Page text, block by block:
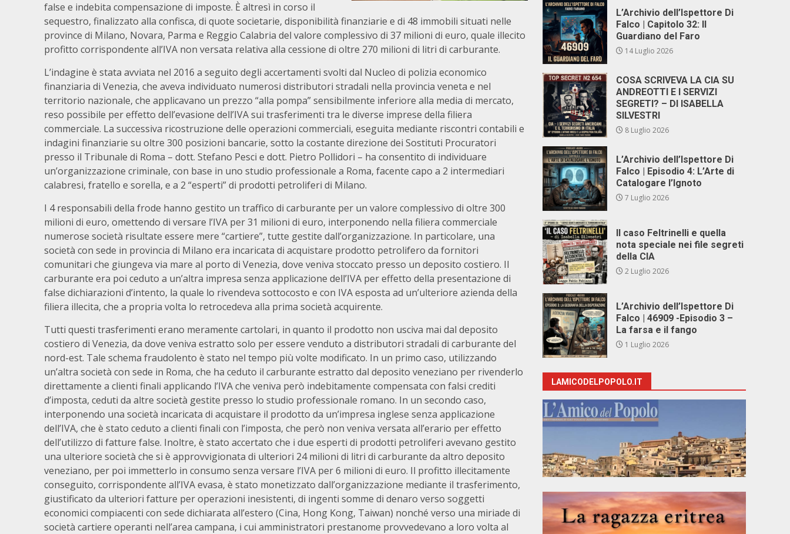
false e indebita compensazione di imposte. È altresì in corso il
sequestro, finalizzato alla confisca, di quote societarie, disponibilità finanziarie e di 48 immobili situati nelle
province di Milano, Novara, Parma e Reggio Calabria del valore complessivo di 37 milioni di euro, quale illecito
profitto corrispondente all’IVA non versata relativa alla cessione di oltre 270 milioni di litri di carburante.
L’indagine è stata avviata nel 2016 a seguito degli accertamenti svolti dal Nucleo di polizia economico
finanziaria di Venezia, che aveva individuato numerosi distributori stradali nella provincia veneta e nel
territorio nazionale, che applicavano un prezzo “alla pompa” sensibilmente inferiore alla media di mercato,
reso possibile per effetto dell’evasione dell’IVA sui trasferimenti tra le diverse imprese della filiera
commerciale. La successiva ricostruzione delle operazioni commerciali, eseguita mediante riscontri contabili e
indagini finanziarie su oltre 300 posizioni bancarie, sotto la costante direzione dei Sostituti Procuratori
presso il Tribunale di Roma – dott. Stefano Pesci e dott. Pietro Pollidori – ha consentito di individuare
un’organizzazione criminale, con base in uno studio professionale a Roma, facente capo a 2 intermediari
calabresi, fratello e sorella, e a 2 “esperti” di prodotti petroliferi di Milano.
I 4 responsabili della frode hanno gestito un traffico di carburante per un valore complessivo di oltre 300
milioni di euro, omettendo di versare l’IVA per 31 milioni di euro, interponendo nella filiera commerciale
numerose società risultate essere mere “cartiere”, tutte gestite dall’organizzazione. In particolare, una
società con sede in provincia di Milano era incaricata di acquistare prodotto petrolifero da fornitori
comunitari che giungeva via mare al porto di Venezia, dove veniva stoccato presso un deposito costiero. Il
carburante era poi ceduto a un’altra impresa senza applicazione dell’IVA per effetto della presentazione di
false dichiarazioni d’intento, la quale lo rivendeva sottocosto e con IVA esposta ad un’ulteriore azienda della
filiera illecita, che a propria volta lo retrocedeva alla prima società acquirente.
Tutti questi trasferimenti erano meramente cartolari, in quanto il prodotto non usciva mai dal deposito
costiero di Venezia, da dove veniva estratto solo per essere venduto a distributori stradali di carburante del
nord-est. Tale schema fraudolento è stato nel tempo più volte modificato. In un primo caso, utilizzando
un’altra società con sede in Roma, che ha ceduto il carburante estratto dal deposito veneziano per rivenderlo
direttamente a clienti finali applicando l’IVA che veniva però indebitamente compensata con falsi crediti
d’imposta, ceduti da altre società gestite presso lo studio professionale romano. In un secondo caso,
interponendo una società incaricata di acquistare il prodotto da un’impresa inglese senza applicazione
dell’IVA, che è stato ceduto a clienti finali con l’imposta, che però non veniva versata all’erario per effetto
dell’utilizzo di fatture false. Inoltre, è stato accertato che i due esperti di prodotti petroliferi avevano gestito
una ulteriore società che si è approvvigionata di ulteriori 24 milioni di litri di carburante da altro deposito
veneziano, per poi immetterlo in consumo senza versare l’IVA per 6 milioni di euro. Il profitto illecitamente
conseguito, corrispondente all’IVA evasa, è stato monetizzato dall’organizzazione mediante il trasferimento,
giustificato da ulteriori fatture per operazioni inesistenti, di ingenti somme di denaro verso soggetti
economici compiacenti con sede dichiarata all’estero (Cina, Hong Kong, Taiwan) nonché verso una miriade di
società cartiere operanti nell’area campana, i cui amministratori prestanome provvedevano a loro volta al
L’Archivio dell’Ispettore Di
Falco | Capitolo 32: Il
Guardiano del Faro
14 Luglio 2026
COSA SCRIVEVA LA CIA SU
ANDREOTTI E I SERVIZI
SEGRETI? – DI ISABELLA
SILVESTRI
8 Luglio 2026
L’Archivio dell’Ispettore Di
Falco | Episodio 4: L’Arte di
Catalogare l’Ignoto
7 Luglio 2026
Il caso Feltrinelli e quella
nota speciale nei file segreti
della CIA
2 Luglio 2026
L’Archivio dell’Ispettore Di
Falco | 46909 -Episodio 3 –
La farsa e il fango
1 Luglio 2026
LAMICODELPOPOLO.IT